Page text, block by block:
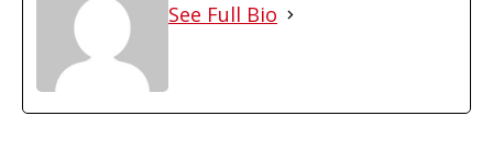
See Full Bio